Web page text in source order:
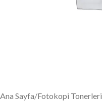
Ana Sayfa/Fotokopi Tonerleri